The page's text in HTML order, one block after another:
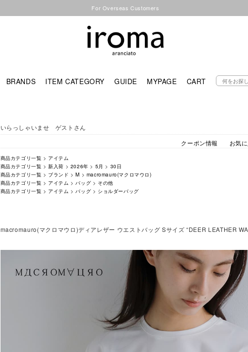
For Overseas Customers
BRANDS ITEM CATEGORY GUIDE MYPAGE CART
いらっしゃいませ ゲストさん
クーポン情報
お気
商品カテゴリ一覧 > アイテム
商品カテゴリ一覧 >新入荷 > 2026年 > 5月 > 30日
商品カテゴリ一覧 > ブランド >M > macromauro(マクロマウロ)
商品カテゴリ一覧 > アイテム >バッグ > その他
商品カテゴリ一覧 > アイテム >バッグ > ショルダーバッグ
macromauro(マクロマウロ)ディアレザー ウエストバッグ Sサイズ “DEER LEATHER